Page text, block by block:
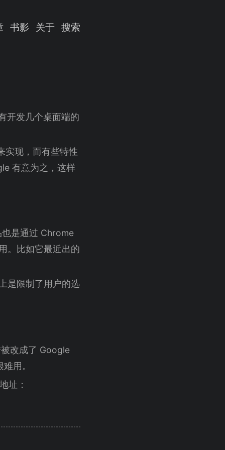
书影 关于 搜索
开发几个桌面端的
实现，而有些特性
有意为之，这样
是通过 Chrome
。比如它最近出的
是限制了用户的选
改成了 Google
用。
址：